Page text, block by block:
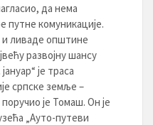
да нема
путне комуникације.
ливаде општине
развојну шансу
је траса
српске земље –
је Томаш. Он је
„Ауто-путеви